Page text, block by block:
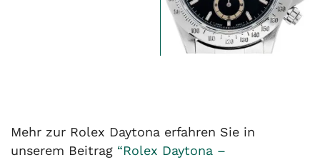
Mehr zur Rolex Daytona erfahren Sie in
unserem Beitrag “Rolex Daytona –